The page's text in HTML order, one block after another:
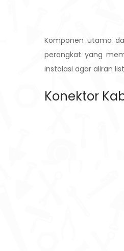
Komponen utama
perangkat yang
instalasi agar aliran
Konektor